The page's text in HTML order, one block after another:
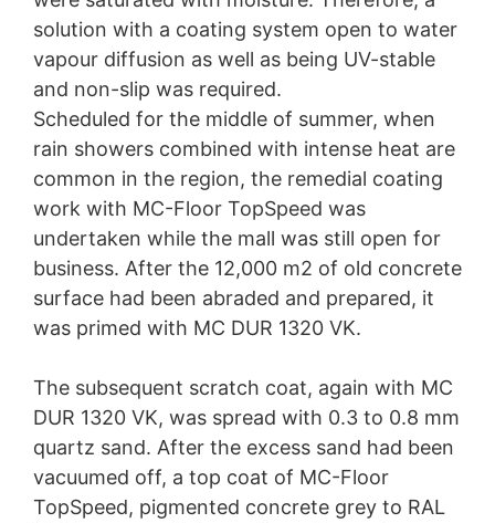
solution with a coating system open to water
vapour diffusion as well as being UV-stable
and non-slip was required.
Scheduled for the middle of summer, when
rain showers combined with intense heat are
common in the region, the remedial coating
work with MC-Floor TopSpeed was
undertaken while the mall was still open for
business. After the 12,000 m2 of old concrete
surface had been abraded and prepared, it
was primed with MC DUR 1320 VK.
The subsequent scratch coat, again with MC
DUR 1320 VK, was spread with 0.3 to 0.8 mm
quartz sand. After the excess sand had been
vacuumed off, a top coat of MC-Floor
TopSpeed, pigmented concrete grey to RAL
Pour plus d'informations sur la manière dont Google
Analytics traite les données des utilisateurs, voir la
politique de confidentialité de Google :
https://support.google.com/analytics/answer/600424
5?hl=en
Traitement externalisé des données
Nous avons conclu un accord avec Google pour
l'externalisation de notre traitement de données et nous
appliquons pleinement les exigences strictes des
autorités allemandes de protection des données lors de
l'utilisation de Google Analytics.
You Tube
Notre site web utilise des plugins de YouTube, qui est
LLC, 901 Cherry Ave, San Bruno, CA 94066, USA. Si
vous visitez l'une de nos pages comportant un plugin
YouTube, une connexion aux serveurs YouTube est
établie. Le serveur YouTube est alors informé des pages
que vous avez visitées. Si vous êtes connecté à votre
compte YouTube, YouTube vous permet d'associer votre
comportement de navigation directement à votre profil